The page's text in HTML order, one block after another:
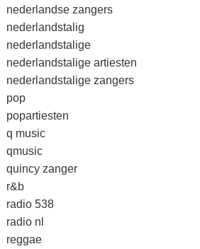
nederlandse zangers
nederlandstalig
nederlandstalige
nederlandstalige artiesten
nederlandstalige zangers
pop
popartiesten
q music
qmusic
quincy zanger
r&b
radio 538
radio nl
reggae